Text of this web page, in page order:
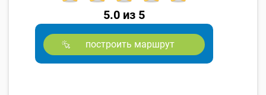
5.0 из 5
построить маршрут